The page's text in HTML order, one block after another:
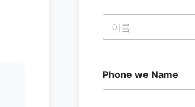
이
*
Phone we Name